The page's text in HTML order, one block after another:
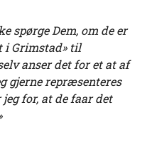
spørge Dem, om de er
i Grimstad» til
anser det for et at af
gjerne repræsenteres
for, at de faar det